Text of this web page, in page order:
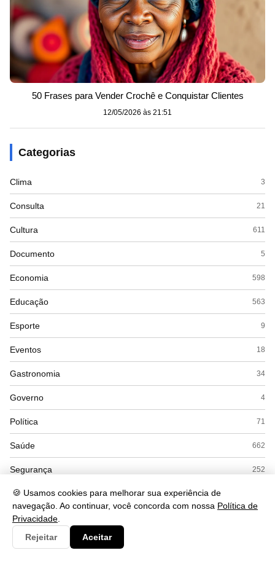
🍪 Usamos cookies para melhorar sua experiência de
navegação. Ao continuar, você concorda com nossa Política de
Privacidade
Rejeitar
Aceitar
50 Frases para Vender Crochê e Conquistar Clientes
12/05/2026 às 21:51
Categorias
Clima 3
Consulta 21
Cultura 611
Documento 5
Economia 598
Educação 563
Esporte 9
Eventos 18
Gastronomia 34
Governo 4
Política 71
Saúde 662
Segurança 252
Tecnologia
Turismo